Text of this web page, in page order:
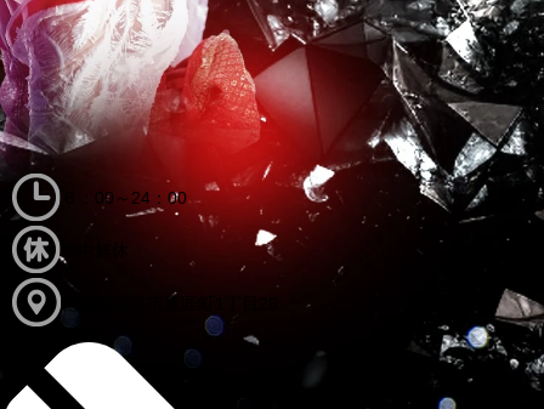
６：00～24：00